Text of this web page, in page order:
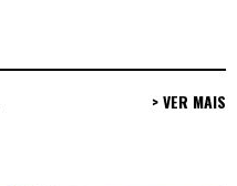
> VER MAIS